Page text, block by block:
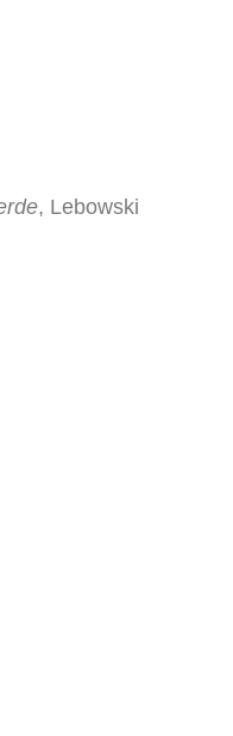
, Lebowski